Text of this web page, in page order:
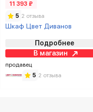
11 393 ₽
5 2 отзыва
Шкаф Цвет Диванов
Подробнее
В магазин
продавец
5 2 отзыва